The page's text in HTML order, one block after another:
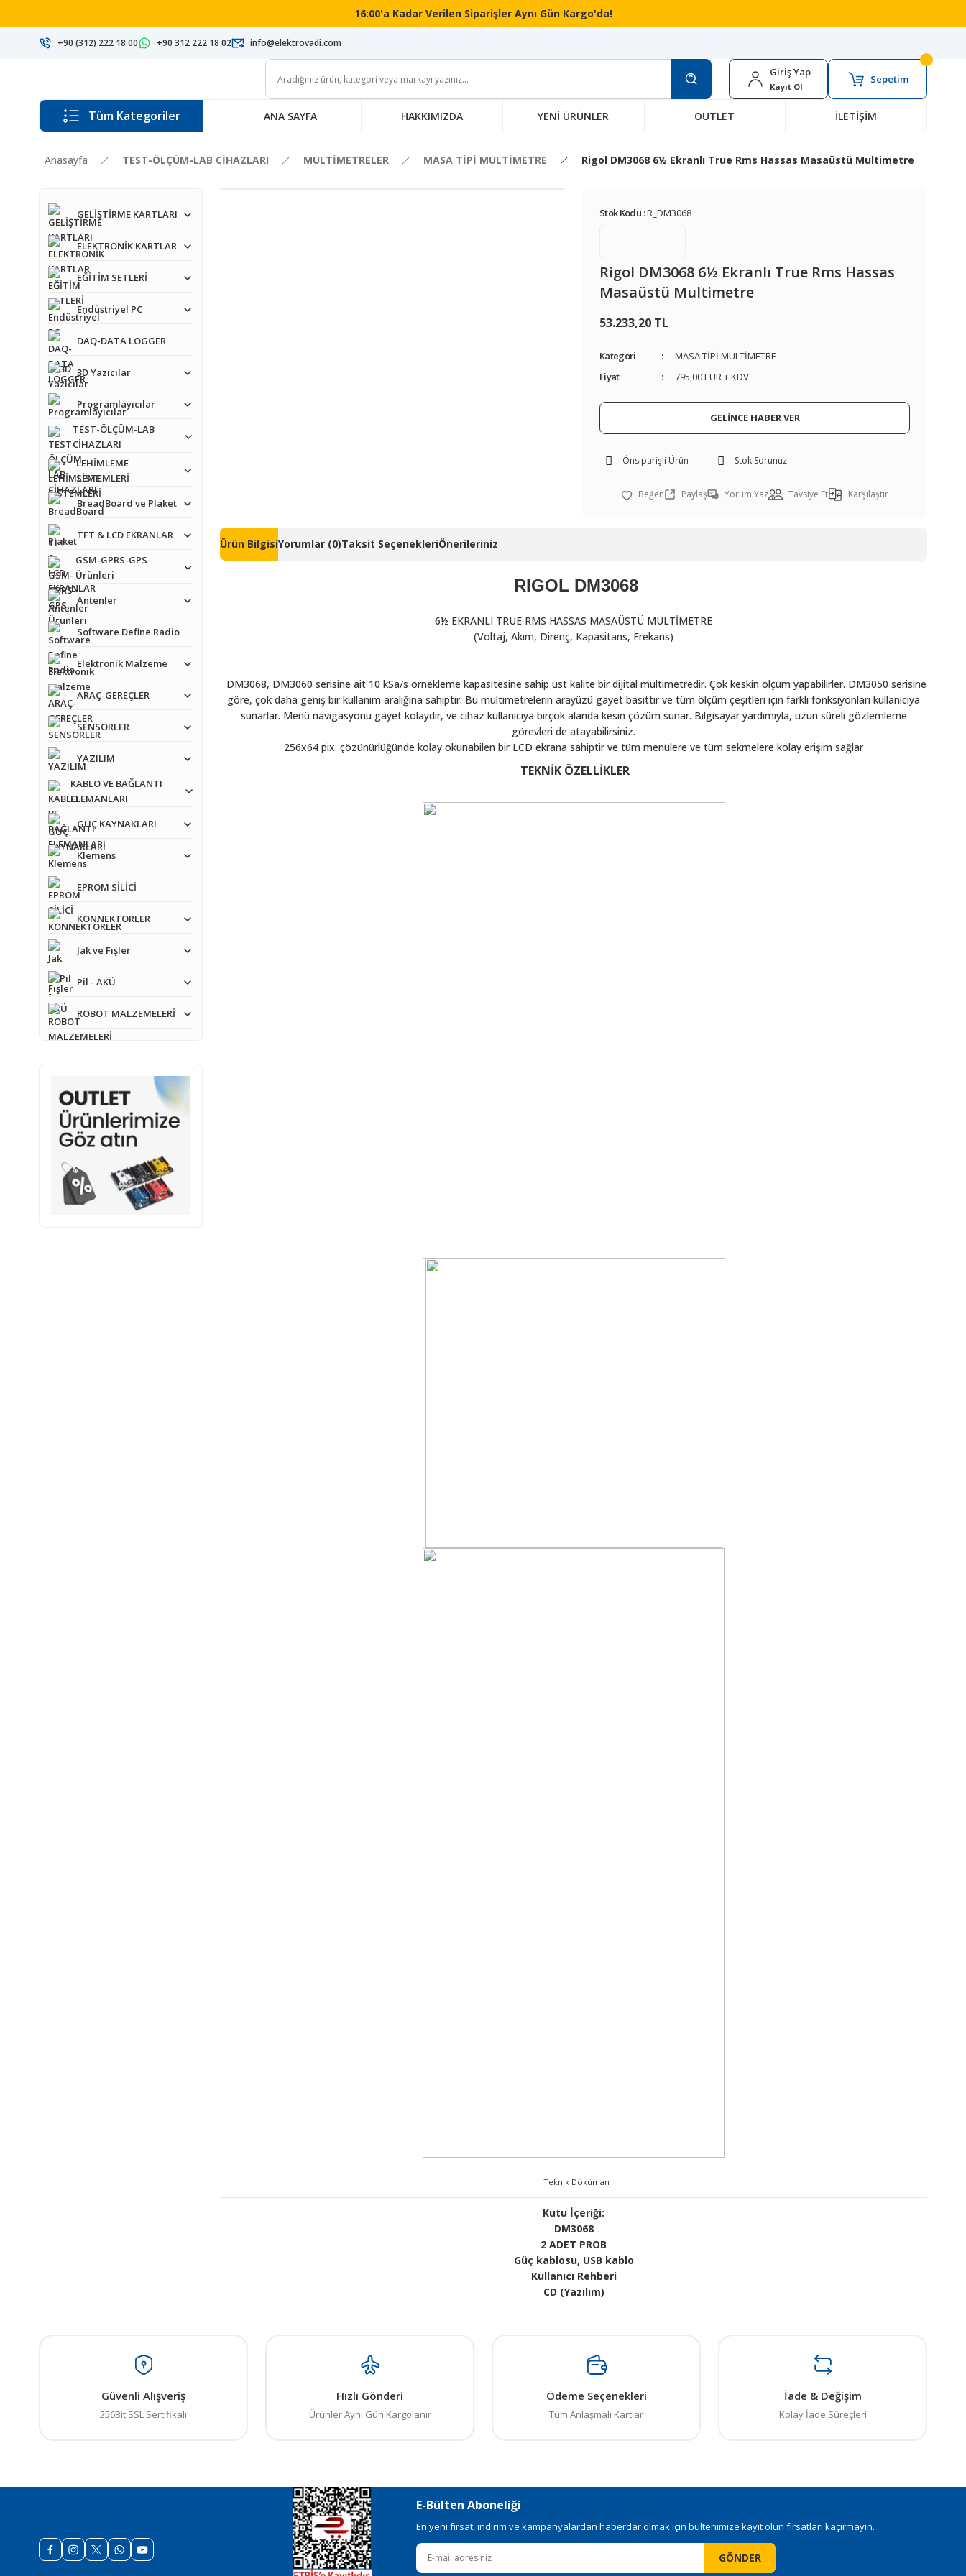
16:00'a Kadar Verilen Siparişler Aynı Gün Kargo'da!
+90 (312) 222 18 00 +90 312 222 18 02 info@elektrovadi.com
Giriş Yap
Kayıt Ol
Sepetim
Tüm Kategoriler ANA SAYFA HAKKIMIZDA YENİ ÜRÜNLER OUTLET İLETİŞİM
Anasayfa TEST-ÖLÇÜM-LAB CİHAZLARI MULTİMETRELER MASA TİPİ MULTİMETRE Rigol DM3068 6½ Ekranlı True Rms Hassas Masaüstü Multimetre
GELİŞTİRME KARTLARI
ELEKTRONİK KARTLAR
EĞİTİM SETLERİ
Endüstriyel PC
DAQ-DATA LOGGER
3D Yazıcılar
Programlayıcılar
TEST-ÖLÇÜM-LAB
CİHAZLARI
LEHİMLEME
SİSTEMLERİ
BreadBoard ve Plaket
TFT & LCD EKRANLAR
GSM-GPRS-GPS
Ürünleri
Antenler
Software Define Radio
Elektronik Malzeme
ARAÇ-GEREÇLER
SENSÖRLER
YAZILIM
KABLO VE BAĞLANTI
ELEMANLARI
GÜÇ KAYNAKLARI
Klemens
EPROM SİLİCİ
KONNEKTÖRLER
Jak ve Fişler
Pil - AKÜ
ROBOT MALZEMELERİ
Stok Kodu :R_DM3068
Rigol DM3068 6½ Ekranlı True Rms Hassas
Masaüstü Multimetre
53.233,20 TL
Kategori
MASA TİPİ MULTİMETRE
Fiyat
795,00 EUR + KDV
GELİNCE HABER VER
Önsiparişli Ürün Stok Sorunuz
Paylaş Yorum Yaz Tavsiye Et Karşılaştır
Ürün BilgisiYorumlar (0)Taksit SeçenekleriÖnerileriniz
RIGOL DM3068
6½ EKRANLI TRUE RMS HASSAS MASAÜSTÜ MULTİMETRE
(Voltaj, Akım, Direnç, Kapasitans, Frekans)
DM3068, DM3060 serisine ait 10 kSa/s örnekleme kapasitesine sahip üst kalite bir dijital multimetredir. Çok keskin ölçüm yapabilirler. DM3050 serisine
göre, çok daha geniş bir kullanım aralığına sahiptir. Bu multimetrelerin arayüzü gayet basittir ve tüm ölçüm çeşitleri için farklı fonksiyonları kullanıcıya
sunarlar. Menü navigasyonu gayet kolaydır, ve cihaz kullanıcıya birçok alanda kesin çözüm sunar. Bilgisayar yardımıyla, uzun süreli gözlemleme
görevleri de atayabilirsiniz.
256x64 pix. çözünürlüğünde kolay okunabilen bir LCD ekrana sahiptir ve tüm menülere ve tüm sekmelere kolay erişim sağlar
TEKNİK ÖZELLİKLER
Teknik Döküman
Kutu İçeriği:
DM3068
2 ADET PROB
Güç kablosu, USB kablo
Kullanıcı Rehberi
CD (Yazılım)
Yorum Yaz
Ürün açıklamasında eksik bilgiler bulunuyor.
Güvenli Alışveriş
256Bit SSL Sertifikalı
Hızlı Gönderi
Ürünler Aynı Gün Kargolanır
Ödeme Seçenekleri
Tüm Anlaşmalı Kartlar
İade & Değişim
Kolay İade Süreçleri
E-Bülten Aboneliği
En yeni fırsat, indirim ve kampanyalardan haberdar olmak için bültenimize kayıt olun fırsatları kaçırmayın.
GÖNDER